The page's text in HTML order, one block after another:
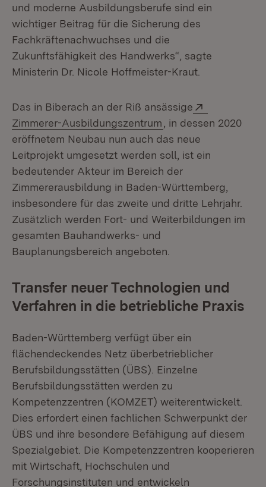
und moderne Ausbildungsberufe sind ein
wichtiger Beitrag für die Sicherung des
Fachkräftenachwuchses und die
Zukunftsfähigkeit des Handwerks“, sagte
Ministerin Dr. Nicole Hoffmeister-Kraut.
Das in Biberach an der Riß ansässige
Zimmerer-Ausbildungszentrum (Öffnet in neuem
, in dessen 2020
eröffnetem Neubau nun auch das neue
Leitprojekt umgesetzt werden soll, ist ein
bedeutender Akteur im Bereich der
Zimmererausbildung in Baden-Württemberg,
insbesondere für das zweite und dritte Lehrjahr.
Zusätzlich werden Fort- und Weiterbildungen im
gesamten Bauhandwerks- und
Bauplanungsbereich angeboten.
Transfer neuer Technologien und
Verfahren in die betriebliche Praxis
Baden-Württemberg verfügt über ein
flächendeckendes Netz überbetrieblicher
Berufsbildungsstätten (ÜBS). Einzelne
Berufsbildungsstätten werden zu
Kompetenzzentren (KOMZET) weiterentwickelt.
Dies erfordert einen fachlichen Schwerpunkt der
ÜBS und ihre besondere Befähigung auf diesem
Spezialgebiet. Die Kompetenzzentren kooperieren
mit Wirtschaft, Hochschulen und
Forschungsinstituten und entwickeln